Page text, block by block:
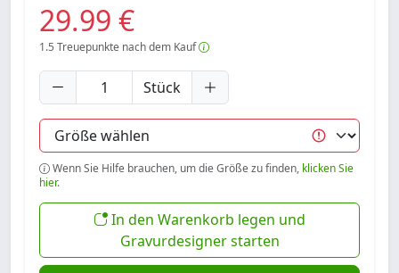
29.99 €
1.5 Treuepunkte nach dem Kauf
Stück
Wenn Sie Hilfe brauchen, um die Größe zu finden, klicken Sie
hier.
In den Warenkorb legen und
Gravurdesigner starten